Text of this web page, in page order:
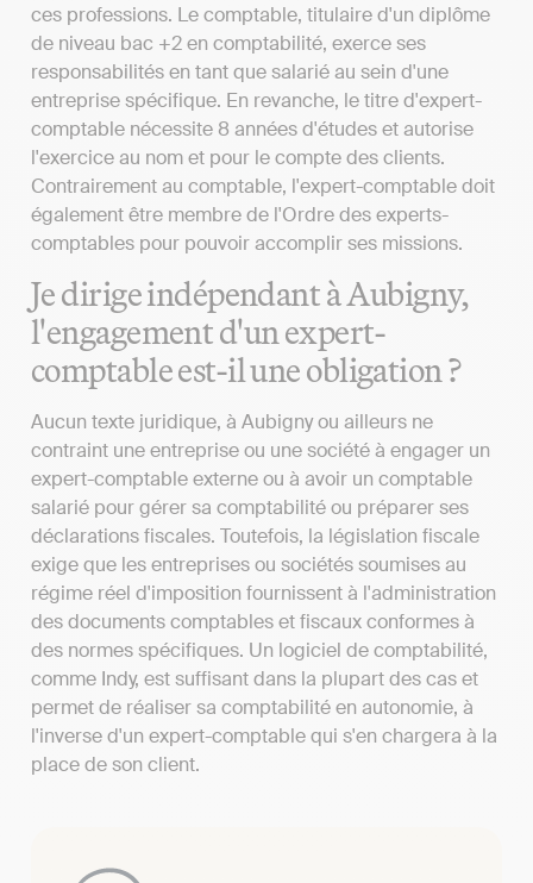
ces professions. Le comptable, titulaire d'un diplôme
de niveau bac +2 en comptabilité, exerce ses
responsabilités en tant que salarié au sein d'une
entreprise spécifique. En revanche, le titre d'expert-
comptable nécessite 8 années d'études et autorise
l'exercice au nom et pour le compte des clients.
Contrairement au comptable, l'expert-comptable doit
également être membre de l'Ordre des experts-
comptables pour pouvoir accomplir ses missions.
Je dirige indépendant à Aubigny,
l'engagement d'un expert-
comptable est-il une obligation ?
Aucun texte juridique, à Aubigny ou ailleurs ne
contraint une entreprise ou une société à engager un
expert-comptable externe ou à avoir un comptable
salarié pour gérer sa comptabilité ou préparer ses
déclarations fiscales. Toutefois, la législation fiscale
exige que les entreprises ou sociétés soumises au
régime réel d'imposition fournissent à l'administration
des documents comptables et fiscaux conformes à
des normes spécifiques. Un logiciel de comptabilité,
comme Indy, est suffisant dans la plupart des cas et
permet de réaliser sa comptabilité en autonomie, à
l'inverse d'un expert-comptable qui s'en chargera à la
place de son client.